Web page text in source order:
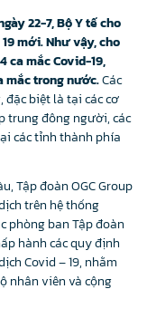
22-7, Bộ Y tế cho
mới. Như vậy, cho
ca mắc Covid-19,
mắc trong nước.Các
đặc biệt là tại các cơ
trung đông người, các
các tỉnh thành phía
Tập đoàn OGC Group
trên hệ thống
phòng ban Tập đoàn
hành các quy định
Covid – 19, nhằm
nhân viên và cộng